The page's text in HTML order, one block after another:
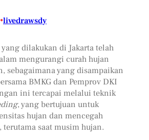
•livedrawsdy
dilakukan di Jakarta telah
mengurangi curah hujan
sebagaimana yang disampaikan
BMKG dan Pemprov DKI
ini tercapai melalui teknik
, yang bertujuan untuk
hujan dan mencegah
saat musim hujan.